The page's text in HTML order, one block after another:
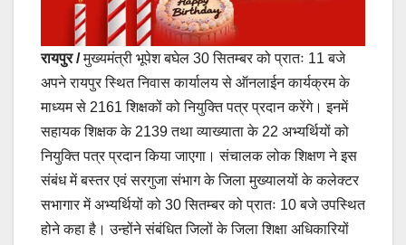
रायपुर /मुख्यमंत्री भूपेश बघेल 30 सितम्बर को प्रातः 11 बजे
अपने रायपुर स्थित निवास कार्यालय से ऑनलाईन कार्यक्रम के
माध्यम से 2161 शिक्षकों को नियुक्ति पत्र प्रदान करेंगे। इनमें
सहायक शिक्षक के 2139 तथा व्याख्याता के 22 अभ्यर्थियों को
नियुक्ति पत्र प्रदान किया जाएगा। संचालक लोक शिक्षण ने इस
संबंध में बस्तर एवं सरगुजा संभाग के जिला मुख्यालयों के कलेक्टर
सभागार में अभ्यर्थियों को 30 सितम्बर को प्रातः 10 बजे उपस्थित
होने कहा है। उन्होंने संबंधित जिलों के जिला शिक्षा अधिकारियों